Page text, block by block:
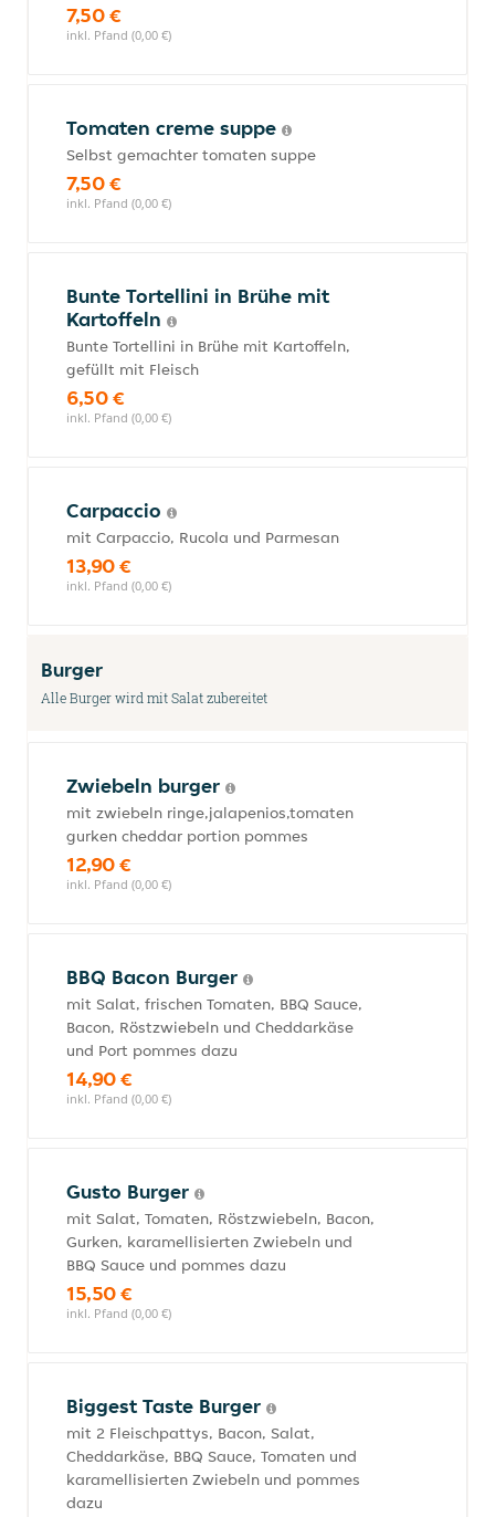
7,50 €
inkl. Pfand (0,00 €)
Tomaten creme suppe
Selbst gemachter tomaten suppe
7,50 €
inkl. Pfand (0,00 €)
Bunte Tortellini in Brühe mit
Kartoffeln
Bunte Tortellini in Brühe mit Kartoffeln,
gefüllt mit Fleisch
6,50 €
inkl. Pfand (0,00 €)
Carpaccio
mit Carpaccio, Rucola und Parmesan
13,90 €
inkl. Pfand (0,00 €)
Burger
Alle Burger wird mit Salat zubereitet
Zwiebeln burger
mit zwiebeln ringe,jalapenios,tomaten
gurken cheddar portion pommes
12,90 €
inkl. Pfand (0,00 €)
BBQ Bacon Burger
mit Salat, frischen Tomaten, BBQ Sauce,
Bacon, Röstzwiebeln und Cheddarkäse
und Port pommes dazu
14,90 €
inkl. Pfand (0,00 €)
Gusto Burger
mit Salat, Tomaten, Röstzwiebeln, Bacon,
Gurken, karamellisierten Zwiebeln und
BBQ Sauce und pommes dazu
15,50 €
inkl. Pfand (0,00 €)
Biggest Taste Burger
mit 2 Fleischpattys, Bacon, Salat,
Cheddarkäse, BBQ Sauce, Tomaten und
karamellisierten Zwiebeln und pommes
dazu